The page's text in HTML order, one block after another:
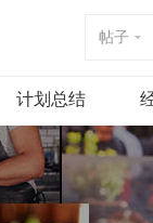
帖子
计划总结